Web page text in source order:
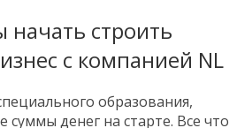
начать строить
с компанией NL
образования,
денег на старте. Все что